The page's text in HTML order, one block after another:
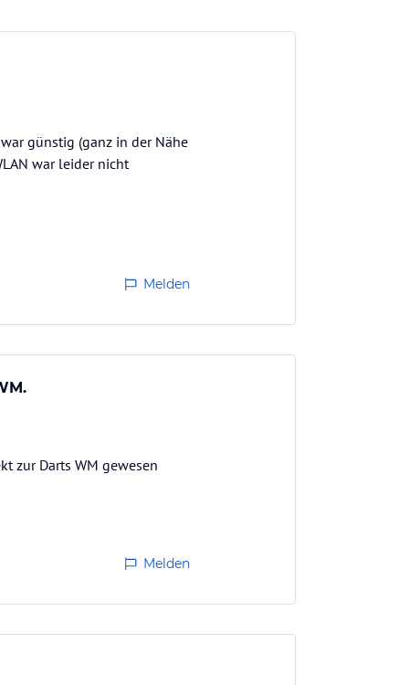
günstig (ganz in der Nähe
war leider nicht
Melden
zur Darts WM gewesen
Melden